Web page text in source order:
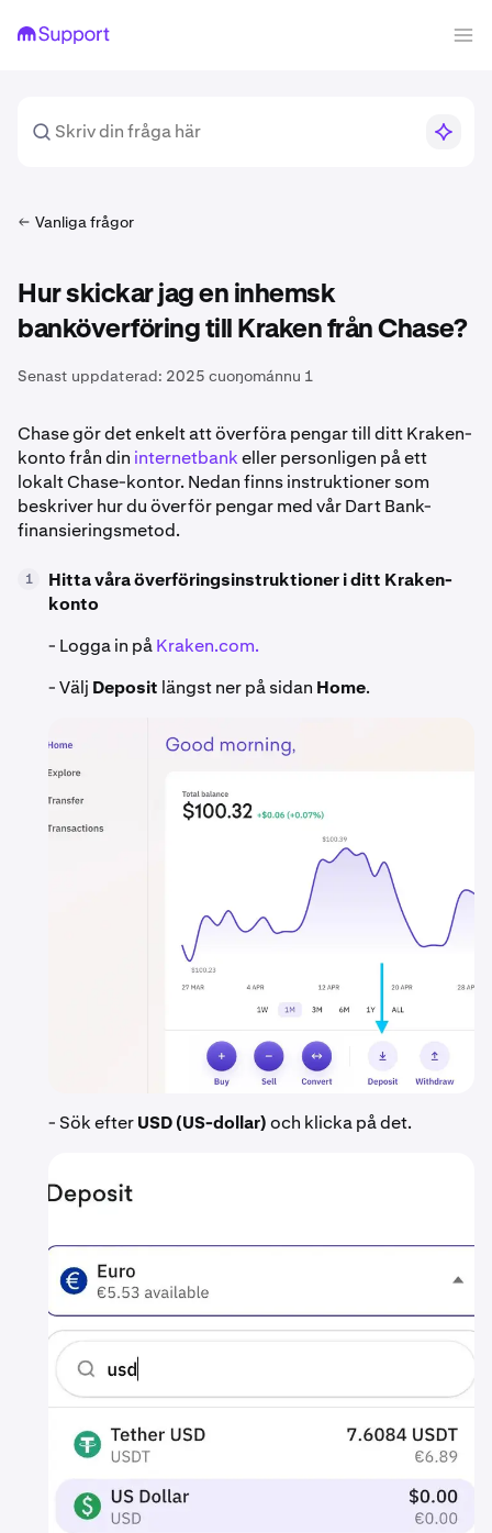
Vanliga frågor
Hur skickar jag en inhemsk
banköverföring till Kraken från Chase?
Senast uppdaterad: 2025 cuoŋománnu 1
Chase gör det enkelt att överföra pengar till ditt Kraken-
konto från din internetbankeller personligen på ett
lokalt Chase-kontor. Nedan finns instruktioner som
beskriver hur du överför pengar med vår Dart Bank-
finansieringsmetod.
1
Hitta våra överföringsinstruktioner i ditt Kraken-
konto
- Logga in påKraken.com.
- Välj Deposit längst ner på sidan Home.
- Sök efterUSD (US-dollar)och klicka på det.